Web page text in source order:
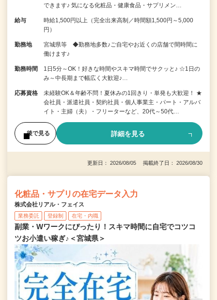
できます♪ 気になる化粧品・健康食品・サプリメン…
給与
時給1,500円以上（完全出来高制／時間額1,500円～5,000
円）
勤務地
宮城県等 ◆勤務地多数♪ご自宅やお近くの店舗で間時間に
働けます♪
勤務時間
1日5分～OK！好きな時間やスキマ時間でサクッと♪ ☆1日の
み～中長期まで幅広く大歓迎♪…
応募資格
未経験OK＆年齢不問！夏休みの1回きり・単発も大歓迎！ ★
会社員・派遣社員・契約社員・個人事業主・パート・アルバ
イト・主婦（夫）・フリーターなど、20代～50代…
後で見る 詳細を見る
更新日： 2026/08/05 掲載終了日： 2026/08/30
化粧品・サプリの在宅データ入力
株式会社リアル・フェイス
業務委託 登録制 在宅・内職
副業・Wワークにぴったり！スキマ時間に自宅でコツコ
ツお小遣い稼ぎ♪＜宮城県＞